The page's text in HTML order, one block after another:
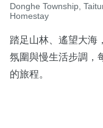
Donghe Township,
Homestay
踏足山林、遙望大海
氛圍與慢生活步調，
的旅程。